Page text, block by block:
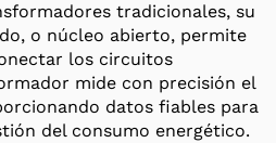
tradicionales, su
o núcleo abierto, permite
los circuitos
mide con precisión el
datos fiables para
del consumo energético.